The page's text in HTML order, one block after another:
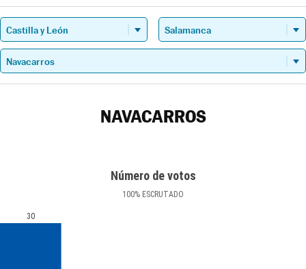
NAVACARROS
Número de votos
100% ESCRUTADO
30